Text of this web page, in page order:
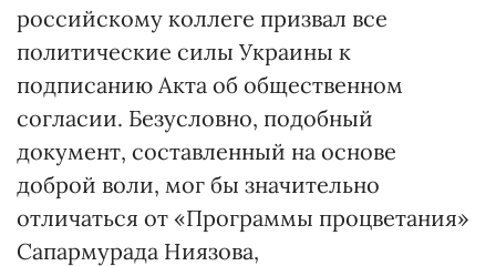
российскому коллеге призвал все
политические силы Украины к
подписанию Акта об общественном
согласии. Безусловно, подобный
документ, составленный на основе
доброй воли, мог бы значительно
отличаться от «Программы процветания»
Сапармурада Ниязова,